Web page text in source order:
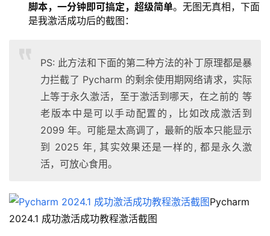
脚本，一分钟即可搞定，超级简单。无图无真相，下面
是我激活成功后的截图：
PS: 此方法和下面的第二种方法的补丁原理都是暴
力拦截了 Pycharm 的剩余使用期网络请求，实际
上等于永久激活，至于激活到哪天，在之前的 等
老版本中是可以手动配置的，比如改成激活到
2099 年。可能是太高调了，最新的版本只能显示
到 2025 年, 其实效果还是一样的, 都是永久激
活，可放心食用。
Pycharm
2024.1 成功激活成功教程激活截图